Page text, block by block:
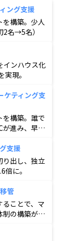
ング支援
を構築。少人
2名→5名）
インハウス化
現。
ケティング支
を構築。誰で
が進み、早期
支援
り出し、独立
に。
管
ことで、マ
制の構築がで